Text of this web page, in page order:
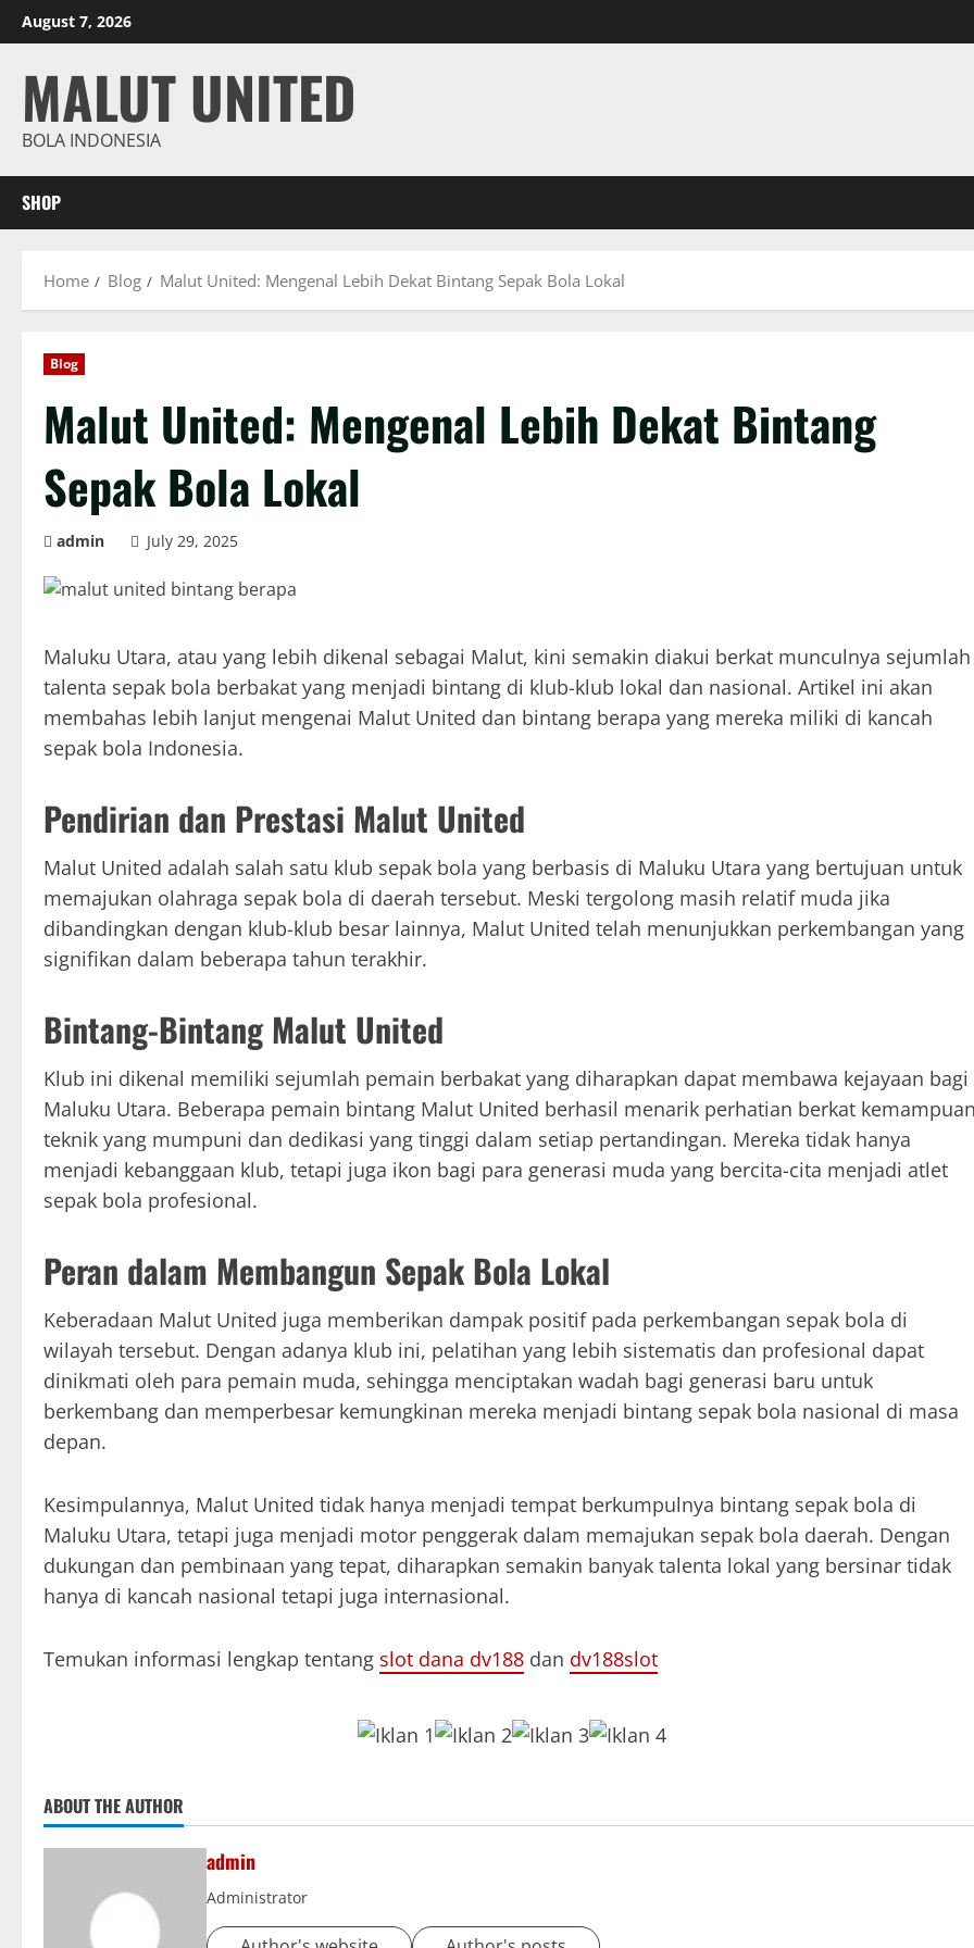
Skip
to
August 7, 2026
MALUT UNITED
BOLA INDONESIA
SHOP
Home Blog Malut United: Mengenal Lebih Dekat Bintang Sepak Bola Lokal
Blog
Malut United: Mengenal Lebih Dekat Bintang
Sepak Bola Lokal
admin July 29, 2025
Maluku Utara, atau yang lebih dikenal sebagai Malut, kini semakin diakui berkat munculnya sejumlah
talenta sepak bola berbakat yang menjadi bintang di klub-klub lokal dan nasional. Artikel ini akan
membahas lebih lanjut mengenai Malut United dan bintang berapa yang mereka miliki di kancah
sepak bola Indonesia.
Pendirian dan Prestasi Malut United
Malut United adalah salah satu klub sepak bola yang berbasis di Maluku Utara yang bertujuan untuk
memajukan olahraga sepak bola di daerah tersebut. Meski tergolong masih relatif muda jika
dibandingkan dengan klub-klub besar lainnya, Malut United telah menunjukkan perkembangan yang
signifikan dalam beberapa tahun terakhir.
Bintang-Bintang Malut United
Klub ini dikenal memiliki sejumlah pemain berbakat yang diharapkan dapat membawa kejayaan bagi
Maluku Utara. Beberapa pemain bintang Malut United berhasil menarik perhatian berkat
teknik yang mumpuni dan dedikasi yang tinggi dalam setiap pertandingan. Mereka tidak hanya
menjadi kebanggaan klub, tetapi juga ikon bagi para generasi muda yang bercita-cita menjadi atlet
sepak bola profesional.
Peran dalam Membangun Sepak Bola Lokal
Keberadaan Malut United juga memberikan dampak positif pada perkembangan sepak bola di
wilayah tersebut. Dengan adanya klub ini, pelatihan yang lebih sistematis dan profesional dapat
dinikmati oleh para pemain muda, sehingga menciptakan wadah bagi generasi baru untuk
berkembang dan memperbesar kemungkinan mereka menjadi bintang sepak bola nasional di masa
depan.
Kesimpulannya, Malut United tidak hanya menjadi tempat berkumpulnya bintang sepak bola di
Maluku Utara, tetapi juga menjadi motor penggerak dalam memajukan sepak bola daerah. Dengan
dukungan dan pembinaan yang tepat, diharapkan semakin banyak talenta lokal yang bersinar tidak
hanya di kancah nasional tetapi juga internasional.
Temukan informasi lengkap tentang slot dana dv188 dan dv188slot
ABOUT THE AUTHOR
admin
Administrator